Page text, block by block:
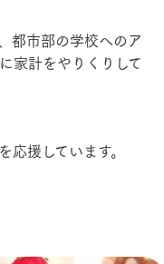
都市部の学校へのア
家計をやりくりして
応援しています。